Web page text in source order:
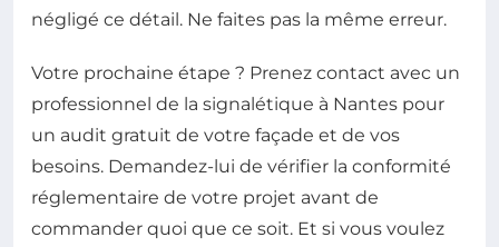
négligé ce détail. Ne faites pas la même erreur.
Votre prochaine étape ? Prenez contact avec un
professionnel de la signalétique à Nantes pour
un audit gratuit de votre façade et de vos
besoins. Demandez-lui de vérifier la conformité
réglementaire de votre projet avant de
commander quoi que ce soit. Et si vous voulez